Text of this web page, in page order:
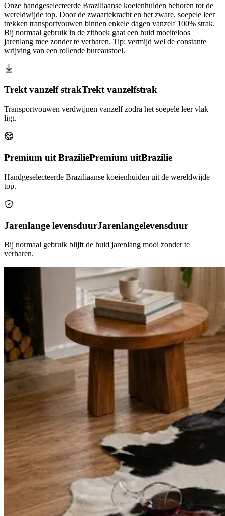
Onze handgeselecteerde Braziliaanse koeienhuiden behoren tot de
wereldwijde top. Door de zwaartekracht en het zware, soepele leer
trekken transportvouwen binnen enkele dagen vanzelf 100% strak.
Bij normaal gebruik in de zithoek gaat een huid moeiteloos
jarenlang mee zonder te verharen. Tip: vermijd wel de constante
wrijving van een rollende bureaustoel.
Trekt vanzelf strakTrekt vanzelfstrak
Transportvouwen verdwijnen vanzelf zodra het soepele leer vlak
ligt.
Premium uit BraziliePremium uitBrazilie
Handgeselecteerde Braziliaanse koeienhuiden uit de wereldwijde
top.
Jarenlange levensduurJarenlangelevensduur
Bij normaal gebruik blijft de huid jarenlang mooi zonder te
verharen.